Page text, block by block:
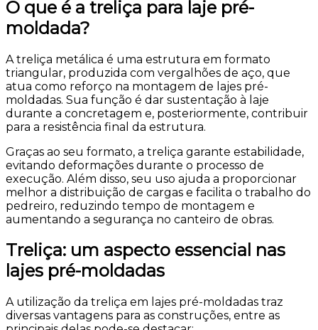
O que é a treliça para laje pré-
moldada?
A treliça metálica é uma estrutura em formato
triangular, produzida com vergalhões de aço, que
atua como reforço na montagem de lajes pré-
moldadas. Sua função é dar sustentação à laje
durante a concretagem e, posteriormente, contribuir
para a resistência final da estrutura.
Graças ao seu formato, a treliça garante estabilidade,
evitando deformações durante o processo de
execução. Além disso, seu uso ajuda a proporcionar
melhor a distribuição de cargas e facilita o trabalho do
pedreiro, reduzindo tempo de montagem e
aumentando a segurança no canteiro de obras.
Treliça: um aspecto essencial nas
lajes pré-moldadas
A utilização da treliça em lajes pré-moldadas traz
diversas vantagens para as construções, entre as